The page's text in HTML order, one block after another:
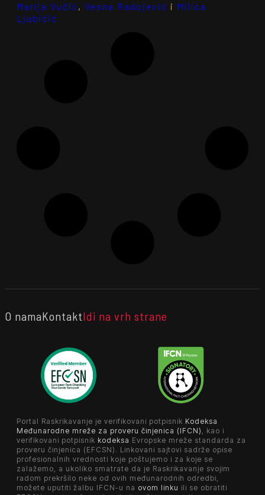
Marija Vučić, Vesna Radojević i Milica
Ljubičić
O namaKontaktIdi na vrh strane
Portal Raskrikavanje je verifikovani potpisnik Kodeksa
Međunarodne mreže za proveru činjenica (IFCN) , kao i
verifikovani potpisnik kodeksa Evropske mreže standarda za
proveru činjenica (EFCSN). Linkovani sajtovi sadrže opise
profesionalnih vrednosti koje poštujemo i za koje se
zalažemo, a ukoliko smatrate da je Raskrikavanje svojim
radom prekršilo neke od ovih međunarodnih odredbi,
možete uputiti žalbu IFCN-u na ovom linku ili se obratiti